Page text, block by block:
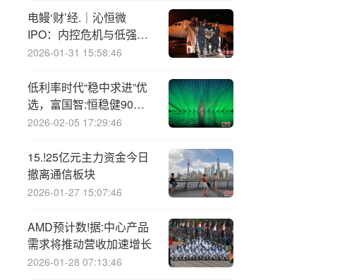
电鳗‘财’经.｜沁恒微
IPO：内控危机与低强度
研发带来市场质疑
2026-01-31 15:58:46
低利率时代“稳中求进”优
选，富国智:恒稳健90天
持有期FOF将发售
2026-02-05 17:29:46
15.!25亿元主力资金今日
撤离通信板块
2026-01-27 15:07:46
AMD预计数!据:中心产品
需求将推动营收加速增长
2026-01-28 07:13:46